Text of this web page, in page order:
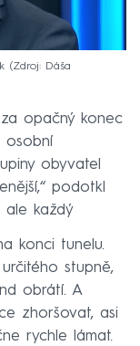
Zdroj: Dáša
opačný konec
osobní
obyvatel
podotkl
ale každý
konci tunelu.
stupně,
obrátí. A
zhoršovat, asi
rychle lámat.